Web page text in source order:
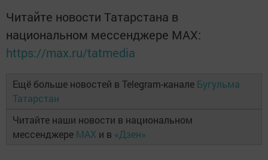
Читайте новости Татарстана в
национальном мессенджере MАХ:
https://max.ru/tatmedia
Ещё больше новостей в Telegram-канале Бугульма
Татарстан
Читайте наши новости в национальном
мессенджере MAX и в «Дзен»